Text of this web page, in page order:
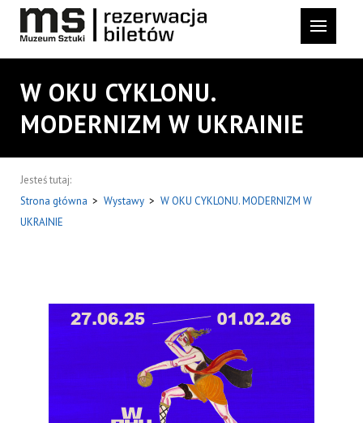
W OKU CYKLONU.
MODERNIZM W UKRAINIE
Jesteś tutaj:
Strona główna > Wystawy > W OKU CYKLONU. MODERNIZM W
UKRAINIE